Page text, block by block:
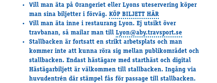
Hört och hänt
Tävling
Tävlingsserier
Träning och provlopp
Månadens hästägare 2026
Vill man äta på Orangeriet eller Lyons uteservering köper
man sina biljetter i förväg. KÖP BILJETT HÄR
Vill man äta inne i restaurang Lyon. Ej utsikt över
travbanan, så mailar man till Lyon@aby.travsport.se
Stallbacken är fortsatt en strikt arbetsplats och man
kommer inte att kunna röra sigmellan publikområdet och
stallbacken. Endast hästägare med starthäst och digital
Hästägarbiljett är välkommen till stallbacken. Ingång via
huvudentrén där stämpel fås för passage till stallbacken.